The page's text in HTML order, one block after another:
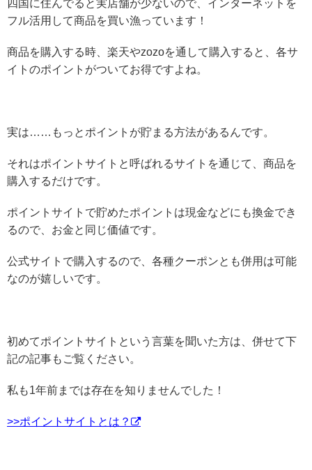
四国に住んでると実店舗が少ないので、インターネットを
フル活用して商品を買い漁っています！
商品を購入する時、楽天やzozoを通して購入すると、各サ
イトのポイントがついてお得ですよね。
実は……もっとポイントが貯まる方法があるんです。
それはポイントサイトと呼ばれるサイトを通じて、商品を
購入するだけです。
ポイントサイトで貯めたポイントは現金などにも換金でき
るので、お金と同じ価値です。
公式サイトで購入するので、各種クーポンとも併用は可能
なのが嬉しいです。
初めてポイントサイトという言葉を聞いた方は、併せて下
記の記事もご覧ください。
私も1年前までは存在を知りませんでした！
>>ポイントサイトとは？